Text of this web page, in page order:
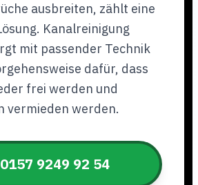
ausbreiten, zählt eine
Kanalreinigung
mit passender Technik
dafür, dass
frei werden und
vermieden werden.
0157 9249 92 54